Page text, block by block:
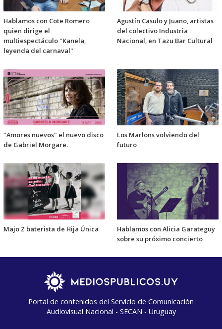
Hablamos con Cote Romero
quien dirige el
multiespectáculo "Kanela,
leyenda del carnaval"
Agustín Casulo y Juano, artistas
del colectivo Industria
Nacional, en Tazu Bar Cultural
"Amores nuevos" el nuevo disco
de Gabriel Morgare.
Los Marlons volviendo del
futuro
Majo Z baterista de Hija Única
Hablamos con Alicia Garateguy
sobre su próximo concierto
Portal de contenidos del Servicio de Comunicación
Audiovisual Nacional - SECAN - Uruguay